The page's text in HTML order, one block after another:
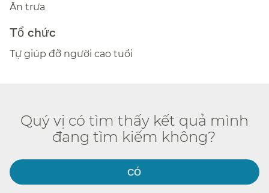
Ăn trưa​​
Tổ chức​​
Tự giúp đỡ người cao tuổi​​
Quý vị có tìm thấy kết quả mình
đang tìm kiếm không?​​
CÓ​​